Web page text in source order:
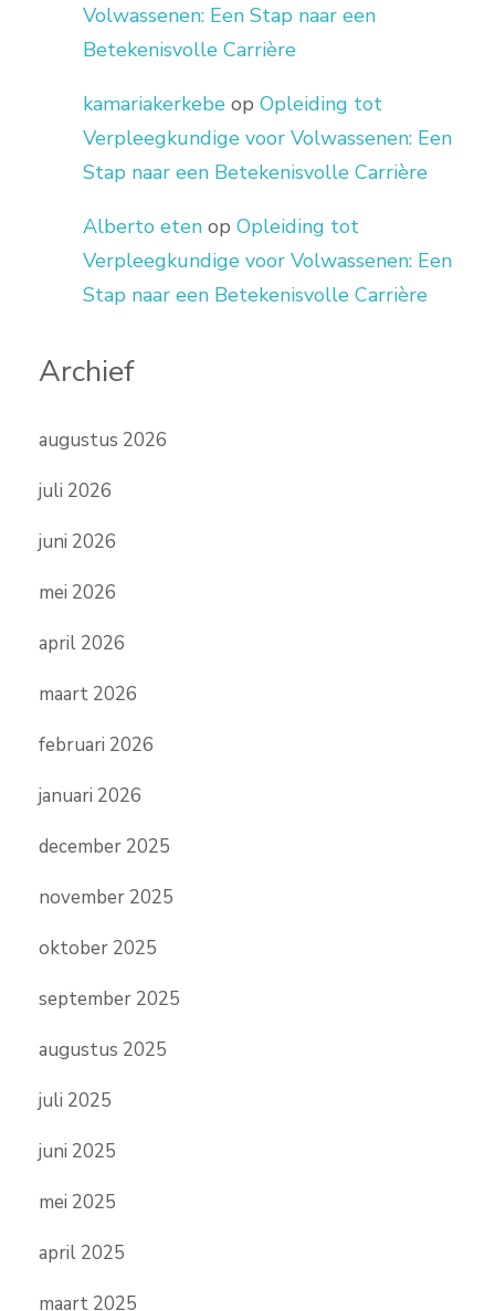
Volwassenen: Een Stap naar een
Betekenisvolle Carrière
kamariakerkebe op Opleiding tot
Verpleegkundige voor Volwassenen: Een
Stap naar een Betekenisvolle Carrière
Alberto eten op Opleiding tot
Verpleegkundige voor Volwassenen: Een
Stap naar een Betekenisvolle Carrière
Archief
augustus 2026
juli 2026
juni 2026
mei 2026
april 2026
maart 2026
februari 2026
januari 2026
december 2025
november 2025
oktober 2025
september 2025
augustus 2025
juli 2025
juni 2025
mei 2025
april 2025
maart 2025